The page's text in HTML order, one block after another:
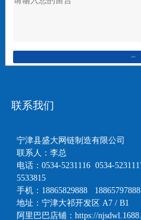
联系我们
宁津县盛大网链制造有限公司
联系人：李总
电话：0534-5231116 0534-
5533815
手机：18865829888
地址：宁津大祁开发区 A7 / B1
阿里巴巴店铺：https://